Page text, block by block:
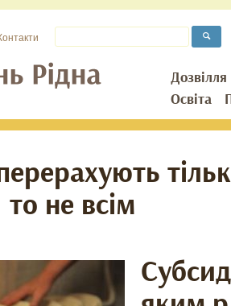
Дозвілля
Освіта
то не всім